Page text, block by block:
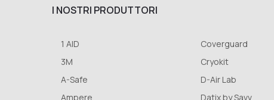
I NOSTRI PRODUTTORI
1 AID
3M
A-Safe
Ampere
Coverguard
Cryokit
D-Air Lab
Datix by Savv